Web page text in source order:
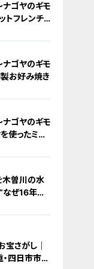
ナゴヤのギモ
トフレンチ
ナゴヤのギモ
製お好み焼き
ナゴヤのギモ
使ったミル
木曽川の水
なぜ16年ぶ
さがし｜
四日市市で